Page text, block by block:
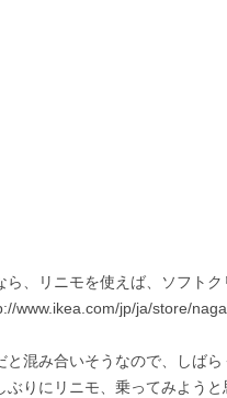
ら、リニモを使えば、ソフト
www.ikea.com/jp/ja/store/
と混み合いそうなので、しば
ぶりにリニモ、乗ってみようと